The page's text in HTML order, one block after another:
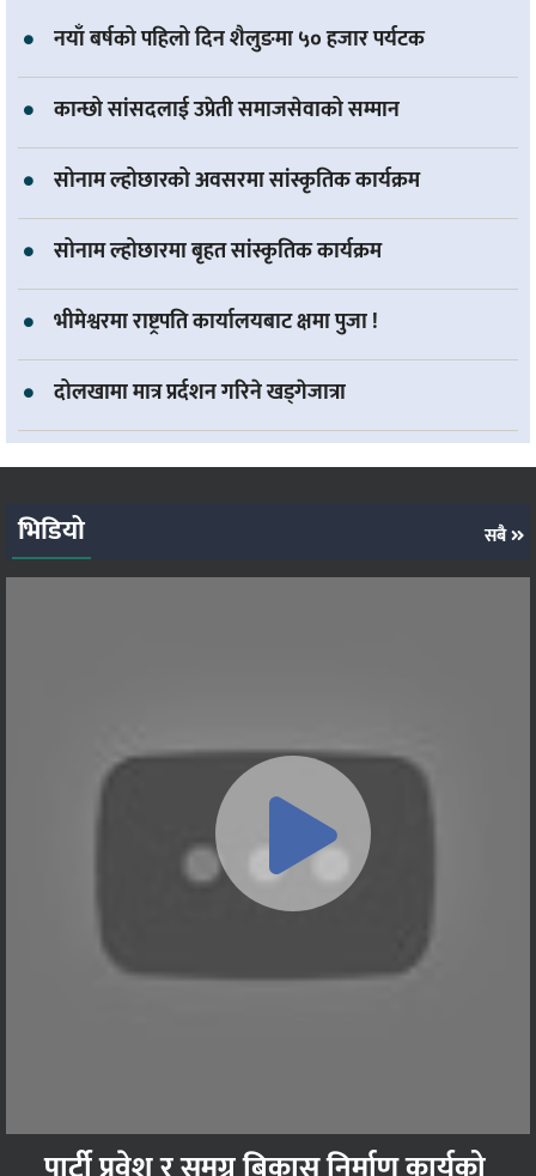
नयाँ बर्षको पहिलो दिन शैलुङमा ५० हजार पर्यटक
कान्छो सांसदलाई उप्रेती समाजसेवाको सम्मान
सोनाम ल्होछारको अवसरमा सांस्कृतिक कार्यक्रम
सोनाम ल्होछारमा बृहत सांस्कृतिक कार्यक्रम
भीमेश्वरमा राष्ट्रपति कार्यालयबाट क्षमा पुजा !
दोलखामा मात्र प्रर्दशन गरिने खड्गेजात्रा
भिडियो सबै